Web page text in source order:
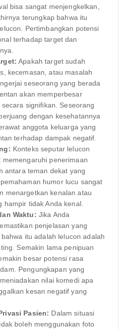
bisa sangat menjengkelkan,
terungkap bahwa itu
Pertimbangkan potensi
terhadap target dan
Apakah target sudah
kecemasan, atau masalah
seseorang yang berada
akan memperbesar
signifikan. Seseorang
dengan kesehatannya
anggota keluarga yang
terhadap dampak negatif.
Konteks seputar lelucon
memengaruhi penerimaan
antara teman dekat yang
humor lucu sangat
menargetkan kenalan atau
hampir tidak Anda kenal.
Waktu: Jika Anda
penjelasan yang
itu adalah lelucon adalah
Semakin lama penipuan
besar potensi rasa
Pengungkapan yang
nilai komedi apa
kesan negatif yang
Pasien: Dalam situasi
boleh menggunakan foto